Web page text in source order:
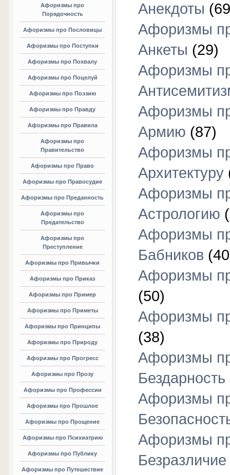
Афоризмы про
Порядочность
Афоризмы про Пословицы
Афоризмы про Поступки
Афоризмы про Похвалу
Афоризмы про Поцелуй
Афоризмы про Поэзию
Афоризмы про Правду
Афоризмы про Правила
Афоризмы про
Правительство
Афоризмы про Право
Афоризмы про Правосудие
Афоризмы про Преданность
Афоризмы про
Предательство
Афоризмы про
Преступление
Афоризмы про Привычки
Афоризмы про Приказ
Афоризмы про Пример
Афоризмы про Приметы
Афоризмы про Принципы
Афоризмы про Природу
Афоризмы про Прогресс
Афоризмы про Прозу
Афоризмы про Профессии
Афоризмы про Прошлое
Афоризмы про Прощение
Афоризмы про Психиатрию
Афоризмы про Публику
Афоризмы про Путешествие
Анекдоты
Афоризмы
Анкеты (29)
Афоризмы
Афоризмы
Армию (87)
Афоризмы
Архитектуру
Афоризмы
Астрологию
Афоризмы
Бабников
Афоризмы
(50)
Афоризмы
(38)
Афоризмы
Бездарность
Афоризмы
Афоризмы
Безразличие